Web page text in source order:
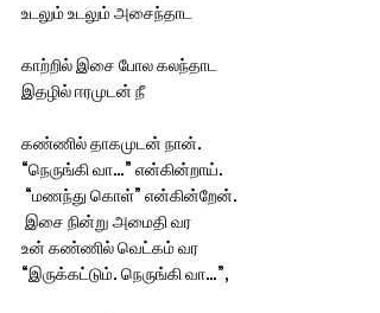
உடலும் உடலும் அசைந்தாட
காற்றில் இசை போல கலந்தாட
இதழில் ஈரமுடன் நீ
கண்ணில் தாகமுடன் நான்.
“நெருங்கி வா…” என்கின்றாய்.
“மணந்து கொள்” என்கின்றேன்.
இசை நின்று அமைதி வர
உன் கண்ணில் வெட்கம் வர
“இருக்கட்டும். நெருங்கி வா…”,